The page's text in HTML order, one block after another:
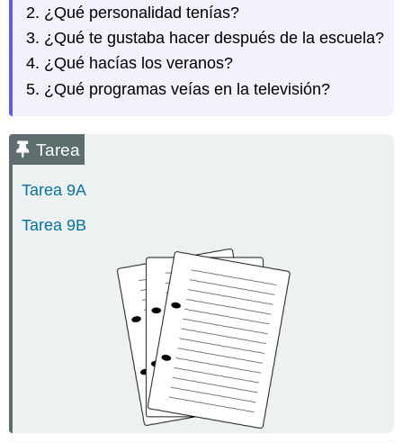
¿Qué personalidad tenías?
¿Qué te gustaba hacer después de la escuela?
¿Qué hacías los veranos?
¿Qué programas veías en la televisión?
Tarea
Tarea 9A
Tarea 9B